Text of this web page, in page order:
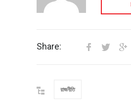
Share:
রাজনীতি